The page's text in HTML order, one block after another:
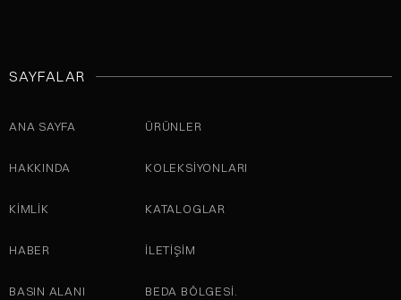
SAYFALAR
ANA SAYFA
HAKKINDA
KİMLİK
HABER
BASIN ALANI
ÜRÜNLER
KOLEKSIYONLARI
KATALOGLAR
İLETIŞIM
BEDA BÖLGESI.